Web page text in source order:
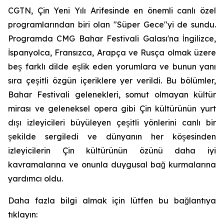
CGTN, Çin Yeni Yılı Arifesinde en önemli canlı özel
programlarından biri olan "Süper Gece"yi de sundu.
Programda CMG Bahar Festivali Galası'na İngilizce,
İspanyolca, Fransızca, Arapça ve Rusça olmak üzere
beş farklı dilde eşlik eden yorumlara ve bunun yanı
sıra çeşitli özgün içeriklere yer verildi. Bu bölümler,
Bahar Festivali gelenekleri, somut olmayan kültür
mirası ve geleneksel opera gibi Çin kültürünün yurt
dışı izleyicileri büyüleyen çeşitli yönlerini canlı bir
şekilde sergiledi ve dünyanın her köşesinden
izleyicilerin Çin kültürünün özünü daha iyi
kavramalarına ve onunla duygusal bağ kurmalarına
yardımcı oldu.
Daha fazla bilgi almak için lütfen bu bağlantıya
tıklayın: